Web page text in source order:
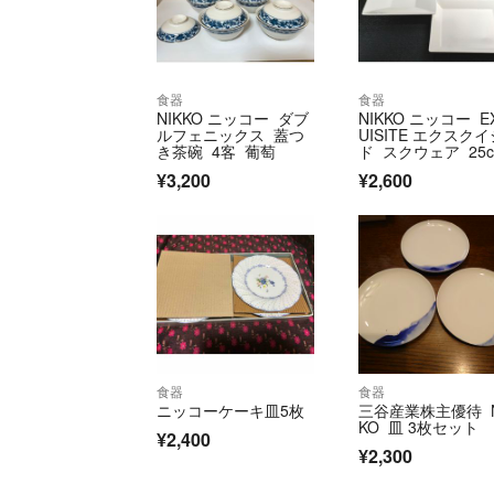
食器
NIKKO ニッコー ダブ
ルフェニックス 蓋つ
き茶碗 4客 葡萄
¥3,200
食器
NIKKO ニッコー
UISITE エクスクイ
ド スクウェア 25c
ト
¥2,600
食器
ニッコーケーキ皿5枚
¥2,400
食器
三谷産業株主優待
KO 皿 3枚セット
¥2,300